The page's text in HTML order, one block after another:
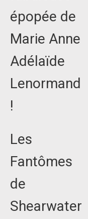
épopée de
Marie Anne
Adélaïde
Lenormand
!
Les
Fantômes
de
Shearwater